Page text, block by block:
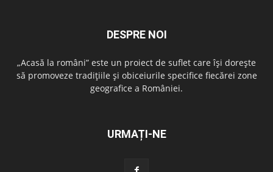
DESPRE NOI
„Acasă la români” este un proiect de suflet care își dorește
să promoveze tradițiile și obiceiurile specifice fiecărei zone
geografice a României.
URMAȚI-NE